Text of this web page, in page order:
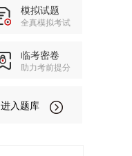
模拟试题
全真模拟考试
临考密卷
助力考前提分
进入题库